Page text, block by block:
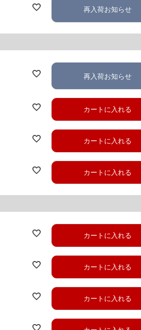
再入荷お知らせ
再入荷お知らせ
カートに入れる
カートに入れる
カートに入れる
カートに入れる
カートに入れる
カートに入れる